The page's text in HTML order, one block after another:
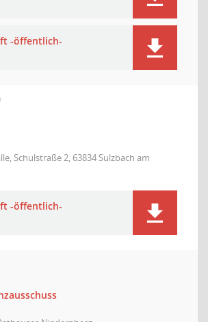
-öffentlich-
Schulstraße 2, 63834 Sulzbach am
-öffentlich-